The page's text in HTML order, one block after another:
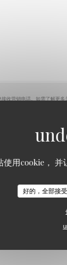
使用cookie， 并
好的，全部接受
收营销电话。如需了解更